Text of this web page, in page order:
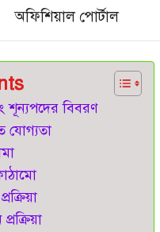
অফিশিয়াল পোর্টাল
শূন্যপদের বিবরণ
যোগ্যতা